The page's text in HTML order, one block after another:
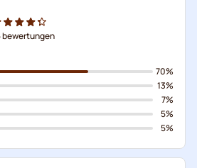
bewertungen
70%
13%
7%
5%
5%